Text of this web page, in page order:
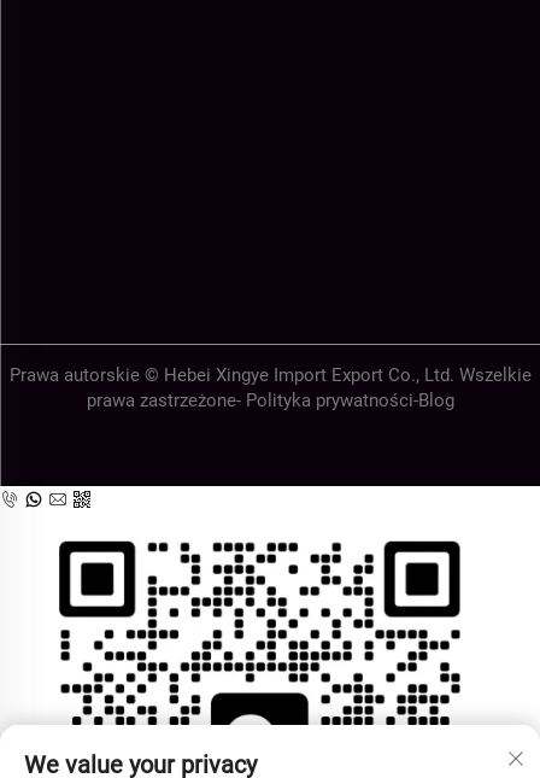
Prawa autorskie © Hebei Xingye Import Export Co., Ltd. Wszelkie
prawa zastrzeżone- Polityka prywatności-Blog
We value your privacy